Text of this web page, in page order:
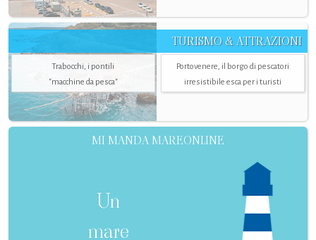
TURISMO & ATTRAZIONI
Trabocchi, i pontili
"macchine da pesca"
Portovenere, il borgo di pescatori
irresistibile esca per i turisti
MI MANDA MAREONLINE
Un
mare